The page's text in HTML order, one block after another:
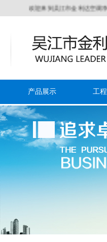
欢迎来到吴江市金利达空调净化设
产品展示 工